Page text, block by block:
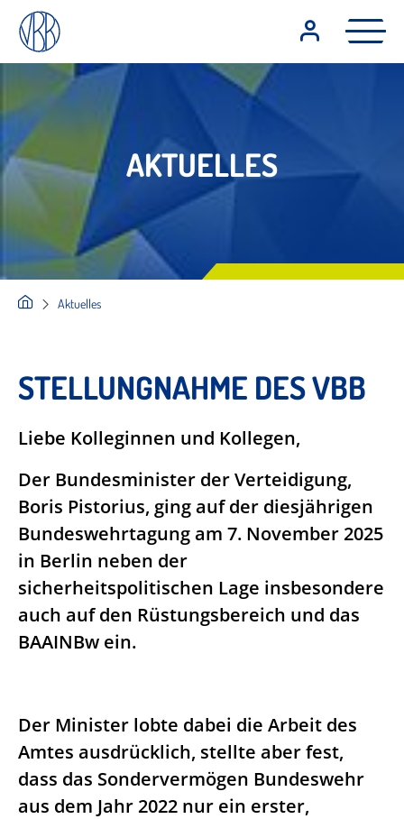
AKTUELLES
Aktuelles
STELLUNGNAHME DES VBB
Liebe Kolleginnen und Kollegen,
Der Bundesminister der Verteidigung,
Boris Pistorius, ging auf der diesjährigen
Bundeswehrtagung am 7. November 2025
in Berlin neben der
sicherheitspolitischen Lage insbesondere
auch auf den Rüstungsbereich und das
BAAINBw ein.
Der Minister lobte dabei die Arbeit des
Amtes ausdrücklich, stellte aber fest,
dass das Sondervermögen Bundeswehr
aus dem Jahr 2022 nur ein erster,